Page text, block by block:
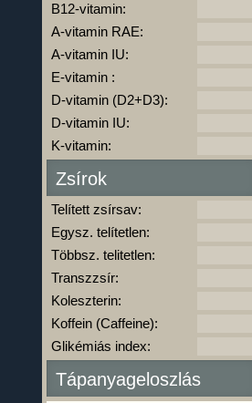
B12-vitamin:
A-vitamin RAE:
A-vitamin IU:
E-vitamin :
D-vitamin (D2+D3):
D-vitamin IU:
K-vitamin:
Zsírok
Telített zsírsav:
Egysz. telítetlen:
Többsz. telitetlen:
Transzzsír:
Koleszterin:
Koffein (Caffeine):
Glikémiás index:
Tápanyageloszlás